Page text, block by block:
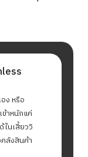
ง หรือ
าหนักแค่
ในเสี้ยววิ
ลังสินค้า